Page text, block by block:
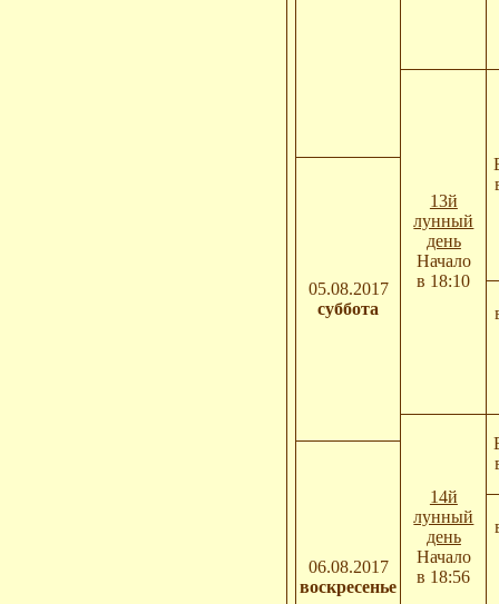
13й
лунный
день
Начало
в 18:10
05.08.2017
суббота
14й
лунный
день
Начало
в 18:56
06.08.2017
воскресенье